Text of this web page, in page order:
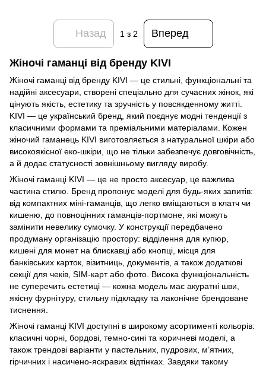
Назад 1 з 2 Вперед
Жіночі гаманці від бренду KIVI
Жіночі гаманці від бренду KIVI — це стильні, функціональні та
надійні аксесуари, створені спеціально для сучасних жінок, які
цінують якість, естетику та зручність у повсякденному житті.
KIVI — це український бренд, який поєднує модні тенденції з
класичними формами та преміальними матеріалами. Кожен
жіночий гаманець KIVI виготовляється з натуральної шкіри або
високоякісної еко-шкіри, що не тільки забезпечує довговічність,
а й додає статусності зовнішньому вигляду виробу.
Жіночі гаманці KIVI — це не просто аксесуар, це важлива
частина стилю. Бренд пропонує моделі для будь-яких запитів:
від компактних міні-гаманців, що легко вміщаються в клатч чи
кишеню, до повноцінних гаманців-портмоне, які можуть
замінити невелику сумочку. У конструкції передбачено
продуману організацію простору: відділення для купюр,
кишені для монет на блискавці або кнопці, місця для
банківських карток, візитниць, документів, а також додаткові
секції для чеків, SIM-карт або фото. Висока функціональність
не суперечить естетиці — кожна модель має акуратні шви,
якісну фурнітуру, стильну підкладку та лаконічне брендоване
тиснення.
Жіночі гаманці KIVI доступні в широкому асортименті кольорів:
класичні чорні, бордові, темно-сині та коричневі моделі, а
також трендові варіанти у пастельних, пудрових, м’ятних,
гірчичних і насичено-яскравих відтінках. Завдяки такому